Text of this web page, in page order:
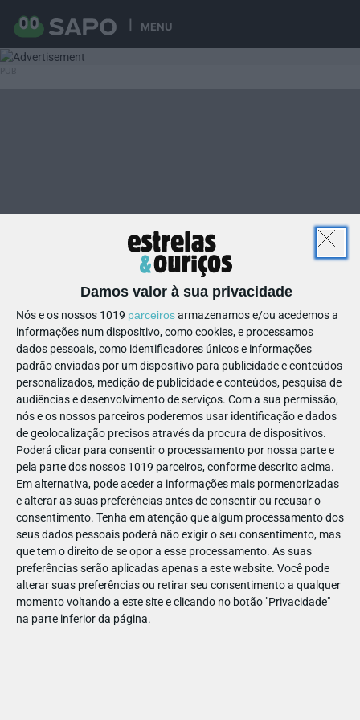
MENU
Damos valor à sua privacidade
Nós e os nossos 1019 parceirosarmazenamos e/ou acedemos a
informações num dispositivo, como cookies, e processamos
dados pessoais, como identificadores únicos e informações
padrão enviadas por um dispositivo para publicidade e conteúdos
personalizados, medição de publicidade e conteúdos, pesquisa de
audiências e desenvolvimento de serviços. Com a sua permissão,
nós e os nossos parceiros poderemos usar identificação e dados
de geolocalização precisos através da procura de dispositivos.
Poderá clicar para consentir o processamento por nossa parte e
pela parte dos nossos 1019 parceiros, conforme descrito acima.
Em alternativa, pode aceder a informações mais pormenorizadas
e alterar as suas preferências antes de consentir ou recusar o
consentimento. Tenha em atenção que algum processamento dos
seus dados pessoais poderá não exigir o seu consentimento, mas
que tem o direito de se opor a esse processamento. As suas
preferências serão aplicadas apenas a este website. Você pode
alterar suas preferências ou retirar seu consentimento a qualquer
momento voltando a este site e clicando no botão "Privacidade"
na parte inferior da página.
10
118334840050464